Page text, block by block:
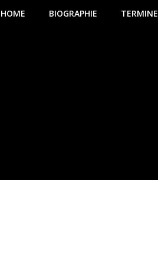
HOME BIOGRAPHIE TERMINE